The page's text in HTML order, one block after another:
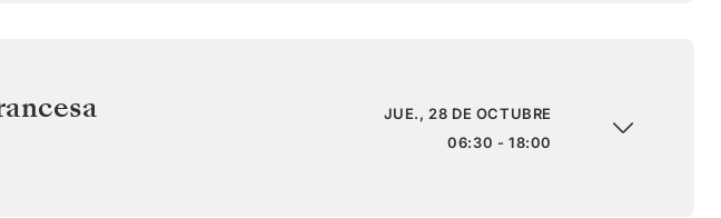
JUE., 28 DE OCTUBRE
06:30 - 18:00